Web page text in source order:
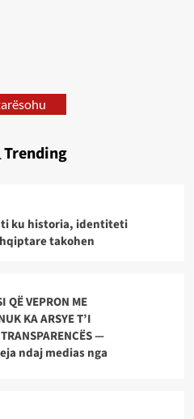
Trending
ku historia, identiteti
takohen
QË VEPRON ME
KA ARSYE T’I
—
ndaj medias nga